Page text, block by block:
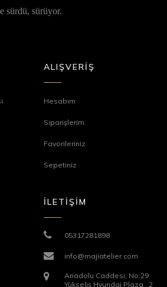
sürdü, sürüyor.
ALIŞVERİŞ
Hesabım
Siparişlerim
Favorileriniz
Sepetiniz
İLETİŞİM
05317281898
info@majiatelier.com
Anadolu Caddesi, No:29
Yükseliş Hyundai Plaza , 2